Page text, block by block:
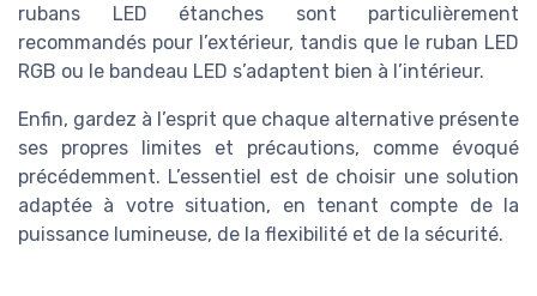
rubans LED étanches sont particulièrement
recommandés pour l’extérieur, tandis que le ruban LED
RGB ou le bandeau LED s’adaptent bien à l’intérieur.
Enfin, gardez à l’esprit que chaque alternative présente
ses propres limites et précautions, comme évoqué
précédemment. L’essentiel est de choisir une solution
adaptée à votre situation, en tenant compte de la
puissance lumineuse, de la flexibilité et de la sécurité.